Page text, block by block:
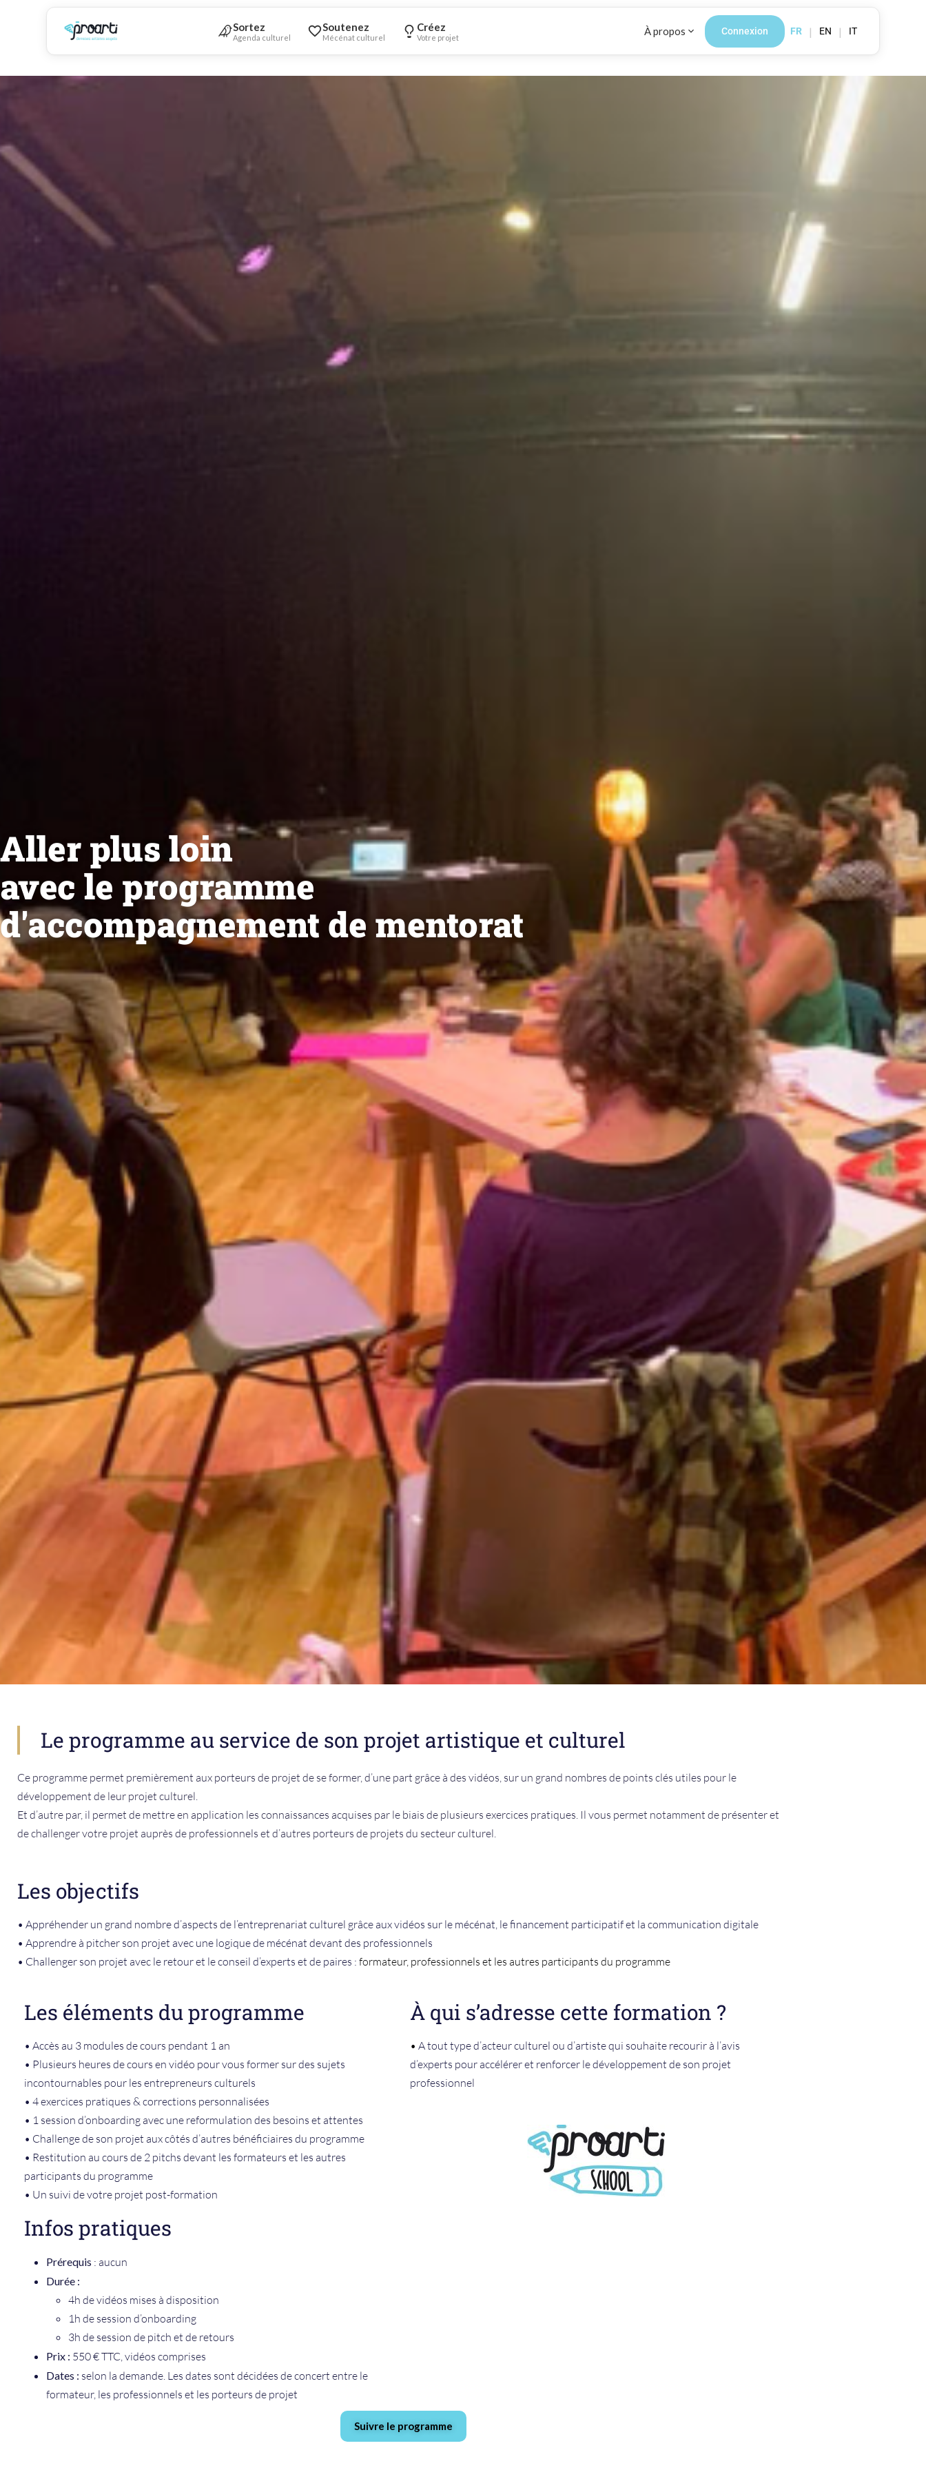
Sortez
Agenda culturel
Soutenez
Mécénat culturel
Créez
Votre projet
À propos Connexion FR | EN | IT
Aller plus loin
avec le programme
d'accompagnement de mentorat
Le programme au service de son projet artistique et culturel
Ce programme permet premièrement aux porteurs de projet de se former, d’une part grâce à des vidéos, sur un grand nombres de points clés utiles pour le
développement de leur projet culturel.
Et d’autre par, il permet de mettre en application les connaissances acquises par le biais de plusieurs exercices pratiques. Il vous permet notamment de présenter et
de challenger votre projet auprès de professionnels et d’autres porteurs de projets du secteur culturel.
Les objectifs
• Appréhender un grand nombre d’aspects de l’entreprenariat culturel grâce aux vidéos sur le mécénat, le financement participatif et la communication digitale
• Apprendre à pitcher son projet avec une logique de mécénat devant des professionnels
• Challenger son projet avec le retour et le conseil d’experts et de paires : formateur, professionnels et les autres participants du programme
Les éléments du programme
• Accès au 3 modules de cours pendant 1 an
• Plusieurs heures de cours en vidéo pour vous former sur des sujets
incontournables pour les entrepreneurs culturels
• 4 exercices pratiques & corrections personnalisées
• 1 session d’onboarding avec une reformulation des besoins et attentes
• Challenge de son projet aux côtés d’autres bénéficiaires du programme
• Restitution au cours de 2 pitchs devant les formateurs et les autres
participants du programme
• Un suivi de votre projet post-formation
Infos pratiques
Prérequis : aucun
Durée :
4h de vidéos mises à disposition
1h de session d’onboarding
3h de session de pitch et de retours
Prix : 550 € TTC, vidéos comprises
Dates : selon la demande. Les dates sont décidées de concert entre le
formateur, les professionnels et les porteurs de projet
À qui s’adresse cette formation ?
• A tout type d’acteur culturel ou d’artiste qui souhaite recourir à l’avis
d’experts pour accélérer et renforcer le développement de son projet
professionnel
Suivre le programme